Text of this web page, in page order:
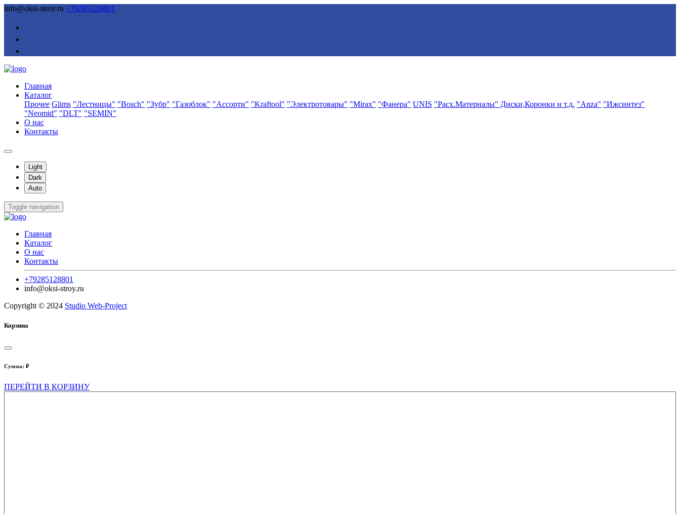
info@oksi-stroy.ru +79285128801
Главная
Каталог
Прочее Glims "Лестницы" "Bosch" "Зубр" "Газоблок" "Ассорти" "Kraftool" "Электротовары" "Mirax" "Фанера" UNIS "Расх.Материалы" Диски,Коронки и т.д. "Anza" "Ижсинтез"
"Neomid" "DLT" "SEMIN"
О нас
Контакты
Light
Dark
Auto
Toggle navigation
Главная
Каталог
О нас
Контакты
+79285128801
info@oksi-stroy.ru
Copyright © 2024 Studio Web-Project
Корзина
Сумма: ₽
ПЕРЕЙТИ В КОРЗИНУ